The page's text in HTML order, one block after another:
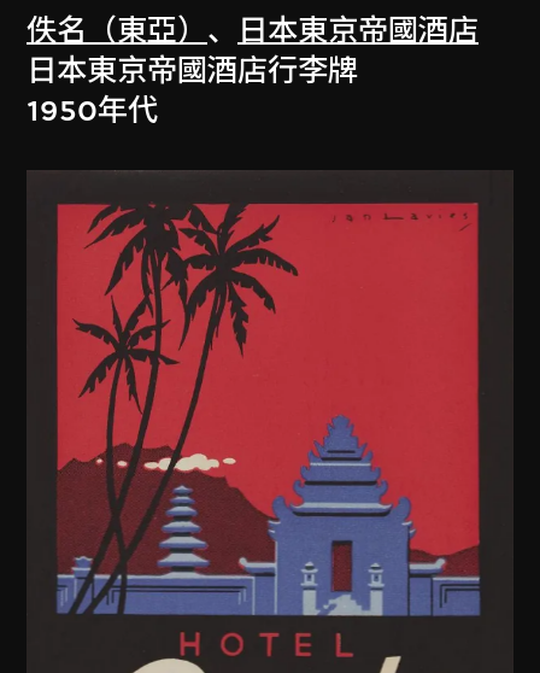
佚名（東亞） 、
日本東京帝國酒店
日本東京帝國酒店行李牌
1950年代